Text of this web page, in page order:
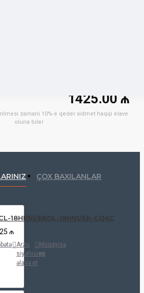
1425.00 ₼
zamani 10%-e qeder xidmet haqqi elave
oluna biler
ÇOX BAXILANLAR
18HRN1/EKOL-18HN1/EK-CQ4C
₼
Arzu
siyahısına
əlavə et
Müqayisə
et